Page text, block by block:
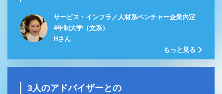
サービス・インフラ／人材系ベンチャー企業内定
4年制大学（文系）
Hさん
もっと見る
3人のアドバイザーとの